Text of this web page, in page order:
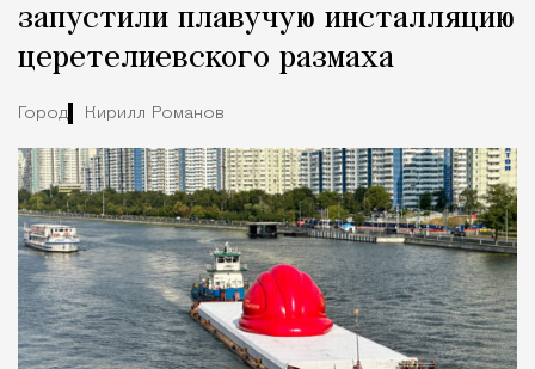
запустили плавучую инсталляцию
церетелиевского размаха
Город Кирилл Романов